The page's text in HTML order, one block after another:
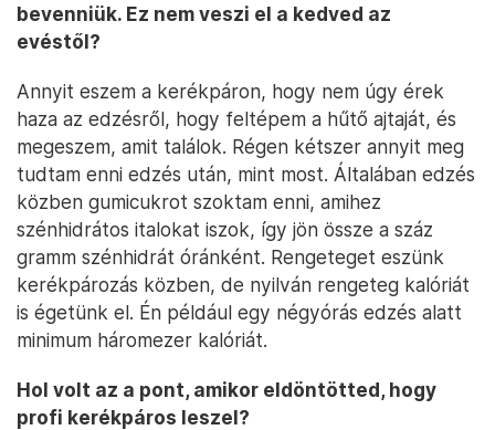
bevenniük. Ez nem veszi el a kedved az
evéstől?
Annyit eszem a kerékpáron, hogy nem úgy érek
haza az edzésről, hogy feltépem a hűtő ajtaját, és
megeszem, amit találok. Régen kétszer annyit meg
tudtam enni edzés után, mint most. Általában edzés
közben gumicukrot szoktam enni, amihez
szénhidrátos italokat iszok, így jön össze a száz
gramm szénhidrát óránként. Rengeteget eszünk
kerékpározás közben, de nyilván rengeteg kalóriát
is égetünk el. Én például egy négyórás edzés alatt
minimum háromezer kalóriát.
Hol volt az a pont, amikor eldöntötted, hogy
profi kerékpáros leszel?